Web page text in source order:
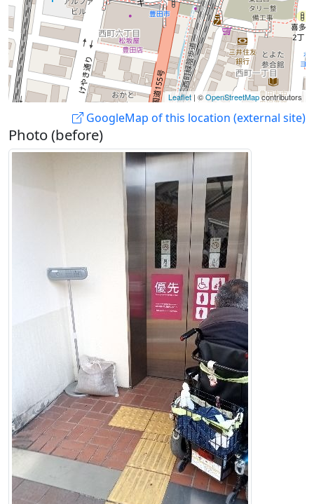
Leaflet| ©OpenStreetMapcontributors
GoogleMap of this location (external site)
Photo (before)